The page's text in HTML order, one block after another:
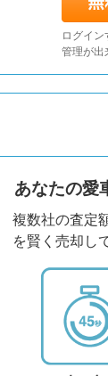
ログイ
管理が出
あなたの愛
複数社の査定
を賢く売却し